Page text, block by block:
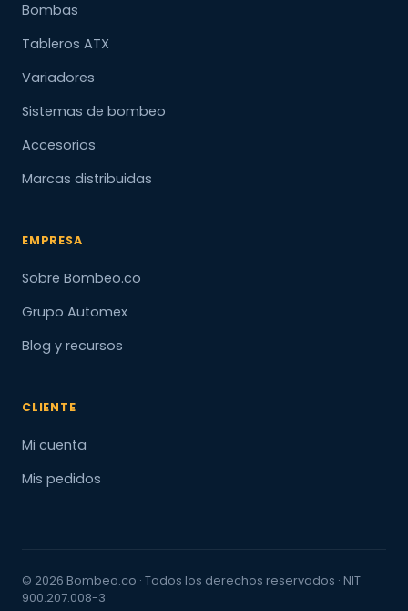
Bombas
Tableros ATX
Variadores
Sistemas de bombeo
Accesorios
Marcas distribuidas
EMPRESA
Sobre Bombeo.co
Grupo Automex
Blog y recursos
CLIENTE
Mi cuenta
Mis pedidos
© 2026 Bombeo.co · Todos los derechos reservados · NIT
900.207.008-3